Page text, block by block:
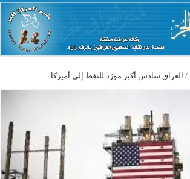
/ العراق سادس أكبر مورّد للنفط إلى أميركا